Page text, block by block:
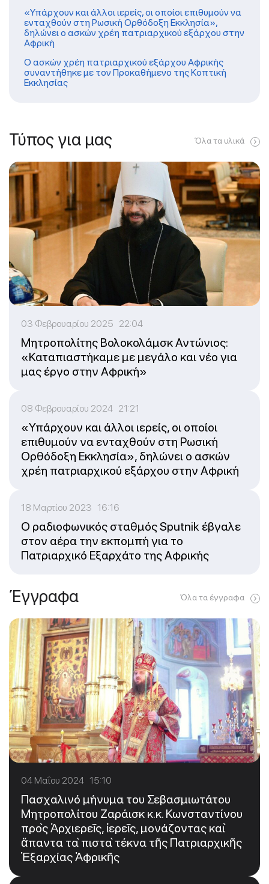
«Υπάρχουν και άλλοι ιερείς, οι οποίοι επιθυμούν να
ενταχθούν στη Ρωσική Ορθόδοξη Εκκλησία»,
δηλώνει ο ασκών χρέη πατριαρχικού εξάρχου στην
Αφρική
Ο ασκών χρέη πατριαρχικού εξάρχου Αφρικής
συναντήθηκε με τον Προκαθήμενο της Κοπτική
Εκκλησίας
Τύπος για μας Όλα τα υλικά
03 Φεβρουαρίου 2025 22:04
Μητροπολίτης Βολοκολάμσκ Αντώνιος:
«Καταπιαστήκαμε με μεγάλο και νέο για
μας έργο στην Αφρική»
08 Φεβρουαρίου 2024 21:21
«Υπάρχουν και άλλοι ιερείς, οι οποίοι
επιθυμούν να ενταχθούν στη Ρωσική
Ορθόδοξη Εκκλησία», δηλώνει ο ασκών
χρέη πατριαρχικού εξάρχου στην Αφρική
18 Μαρτίου 2023 16:16
Ο ραδιοφωνικός σταθμός Sputnik έβγαλε
στον αέρα την εκπομπή για το
Πατριαρχικό Εξαρχάτο της Αφρικής
Έγγραφα Όλα τα έγγραφα
04 Μαΐου 2024 15:10
Πασχαλινό μήνυμα του Σεβασμιωτάτου
Μητροπολίτου Ζαράισκ κ.κ. Κωνσταντίνου
πρὸς Ἀρχιερεῖς, ἱερεῖς, μονάζοντας καὶ
ἅπαντα τὰ πιστὰ τέκνα τῆς Πατριαρχικῆς
Ἐξαρχίας Ἀφρικῆς